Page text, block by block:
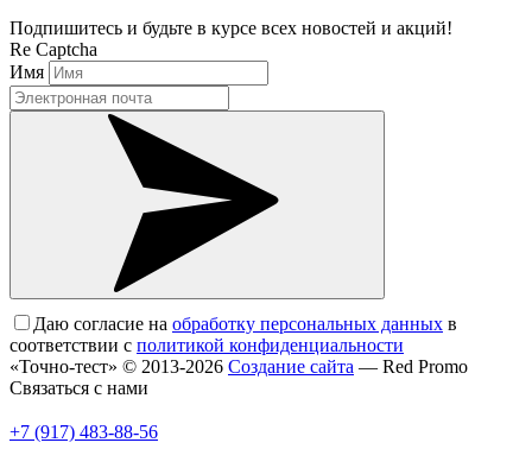
Подпишитесь и будьте в курсе всех новостей и акций!
Re Captcha
Имя
Даю согласие на обработку персональных данных в
соответствии с политикой конфиденциальности
«Точно-тест» © 2013-2026 Создание сайта — Red Promo
Связаться с нами
+7 (917) 483-88-56